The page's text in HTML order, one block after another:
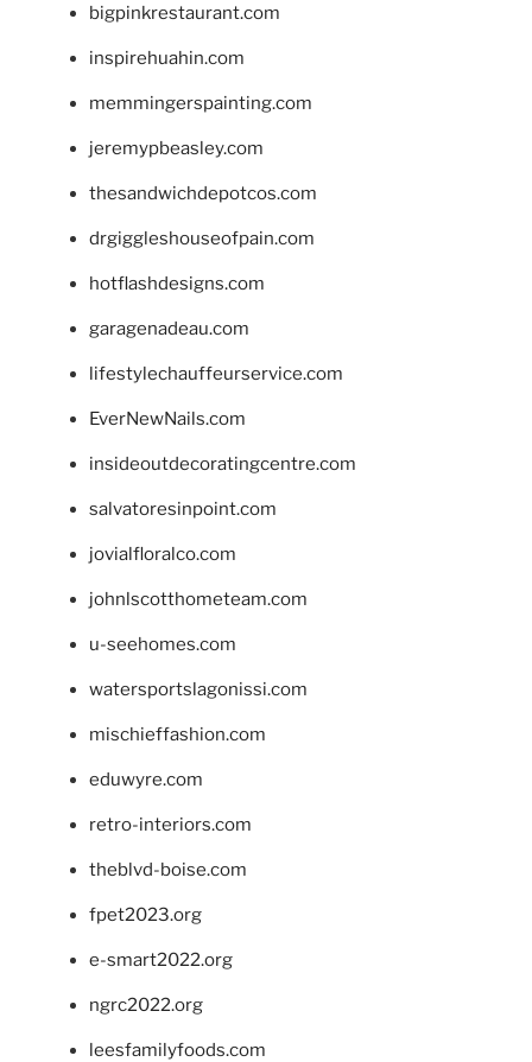
bigpinkrestaurant.com
inspirehuahin.com
memmingerspainting.com
jeremypbeasley.com
thesandwichdepotcos.com
drgiggleshouseofpain.com
hotflashdesigns.com
garagenadeau.com
lifestylechauffeurservice.com
EverNewNails.com
insideoutdecoratingcentre.com
salvatoresinpoint.com
jovialfloralco.com
johnlscotthometeam.com
u-seehomes.com
watersportslagonissi.com
mischieffashion.com
eduwyre.com
retro-interiors.com
theblvd-boise.com
fpet2023.org
e-smart2022.org
ngrc2022.org
leesfamilyfoods.com